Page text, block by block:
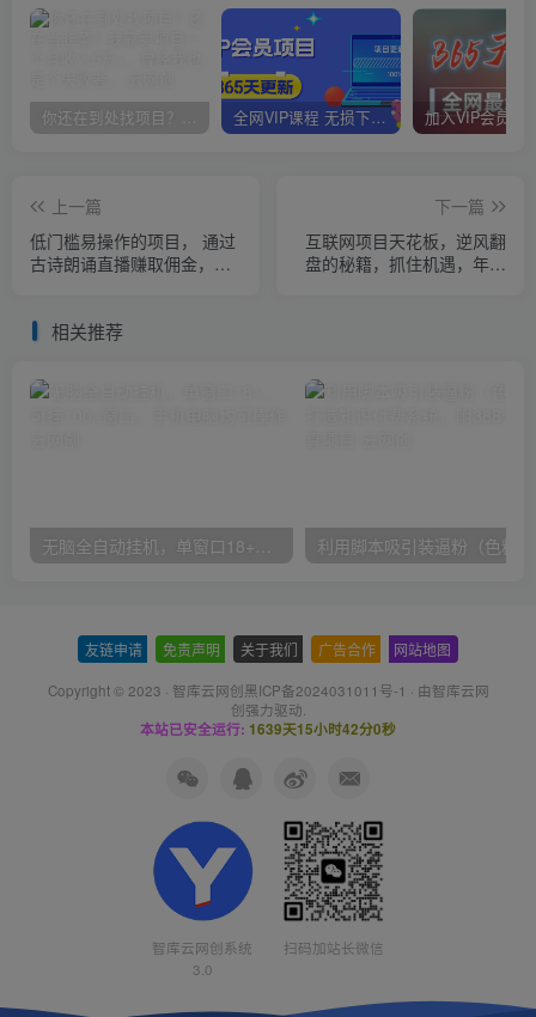
你还在到处找项目？还在当韭菜？我靠卖项目一个月收入5万+，曾经我也是个失败者。 全网VIP课程 无损下载~
上一篇
低门槛易操作的项目， 通过
古诗朗诵直播赚取佣金，低
下一篇
互联网项目天花板，逆风翻
盘的秘籍，抓住机遇，年入
相关推荐
无脑全自动挂机，单窗口18+，可挂100+窗口，手机电脑均可操作
友链申请 免责声明 关于我们 广告合作 网站地图
Copyright © 2023 · 智库云网创黑ICP备2024031011号-1 · 由智库云网
创强力驱动.
本站已安全运行: 1639天15小时42分0秒
智库云网创系统
3.0
扫码加站长微信